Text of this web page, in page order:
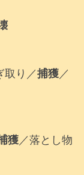
取り／捕獲／
獲／落とし物